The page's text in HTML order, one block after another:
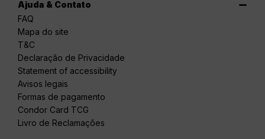
Ajuda & Contato
FAQ
Mapa do site
T&C
Declaração de Privacidade
Statement of accessibility
Avisos legais
Formas de pagamento
Condor Card TCG
Livro de Reclamações